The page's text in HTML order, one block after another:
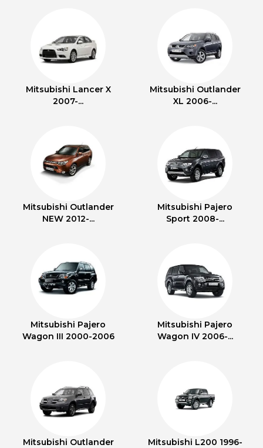
Mitsubishi Lancer X
2007-...
Mitsubishi Outlander
XL 2006-...
Mitsubishi Outlander
NEW 2012-...
Mitsubishi Pajero
Sport 2008-...
Mitsubishi Pajero
Wagon III 2000-2006
Mitsubishi Pajero
Wagon IV 2006-...
Mitsubishi Outlander
Mitsubishi L200 1996-